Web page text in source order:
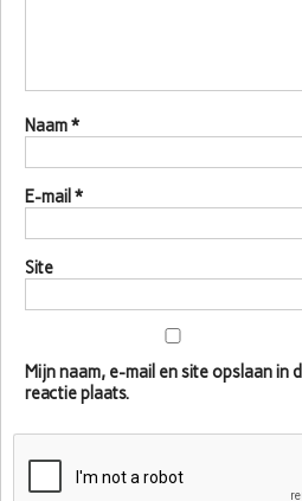
Naam*
E-mail *
Site
Mijn naam, e-mail en site opslaan
reactie plaats.